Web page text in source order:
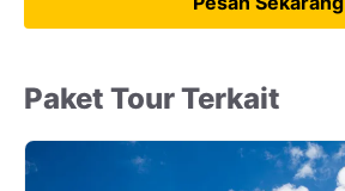
Paket Tour Terkait